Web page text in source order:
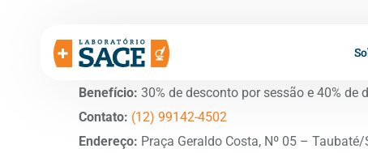
Benefício: 30% de desconto por sessão e 40%
Contato: (12) 99142-4502
Endereço: Praça Geraldo Costa, Nº 05 – Taubaté/